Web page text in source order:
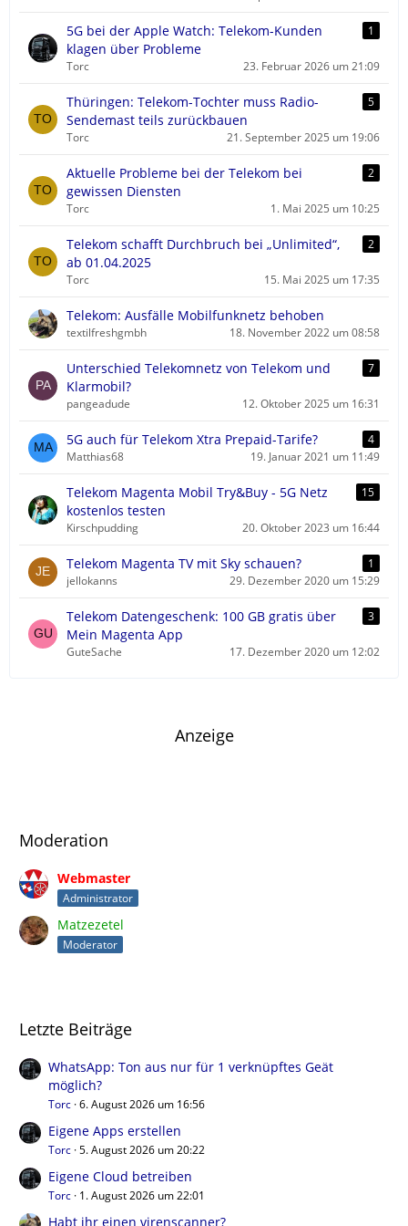
5G bei der Apple Watch: Telekom-Kunden
klagen über Probleme
1
Torc 23. Februar 2026 um 21:09
Thüringen: Telekom-Tochter muss Radio-
Sendemast teils zurückbauen
5
Torc 21. September 2025 um 19:06
Aktuelle Probleme bei der Telekom bei
gewissen Diensten
2
Torc 1. Mai 2025 um 10:25
Telekom schafft Durchbruch bei „Unlimited“,
ab 01.04.2025
2
Torc 15. Mai 2025 um 17:35
Telekom: Ausfälle Mobilfunknetz behoben
textilfreshgmbh 18. November 2022 um 08:58
Unterschied Telekomnetz von Telekom und
Klarmobil?
7
pangeadude 12. Oktober 2025 um 16:31
5G auch für Telekom Xtra Prepaid-Tarife?
4
Matthias68
19. Januar 2021 um 11:49
Telekom Magenta Mobil Try&Buy - 5G Netz
kostenlos testen
15
Kirschpudding 20. Oktober 2023 um 16:44
Telekom Magenta TV mit Sky schauen?
1
jellokanns
29. Dezember 2020 um 15:29
Telekom Datengeschenk: 100 GB gratis über
Mein Magenta App
3
GuteSache 17. Dezember 2020 um 12:02
Anzeige
Moderation
Webmaster
Administrator
Matzezetel
Moderator
Letzte Beiträge
WhatsApp: Ton aus nur für 1 verknüpftes Geät
möglich?
Torc 6. August 2026 um 16:56
Eigene Apps erstellen
Torc 5. August 2026 um 20:22
Eigene Cloud betreiben
Torc 1. August 2026 um 22:01
Habt ihr einen virenscanner?